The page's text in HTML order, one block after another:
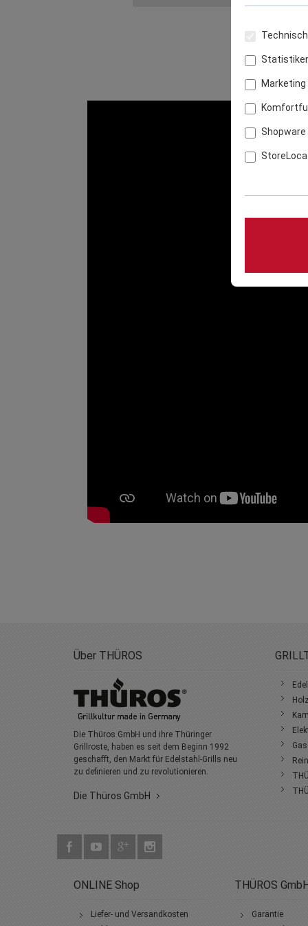
Über THÜROS
Die Thüros GmbH und ihre Thüringer
Grillroste, haben es seit dem Beginn 1992
geschafft, den Markt für Edelstahl-Grills neu
zu definieren und zu revolutionieren.
Die Thüros GmbH
ONLINE Shop
Liefer- und Versandkosten
THÜROS
Garantie
Marketing